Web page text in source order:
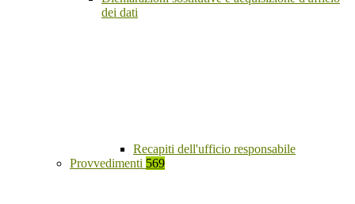
dei dati
Recapiti dell'ufficio responsabile
Provvedimenti 569